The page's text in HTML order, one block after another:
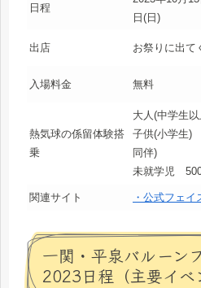
日程
日(日)
出店 お祭りに出て
入場料金 無料
熱気球の係留体験搭
乗
大人(中学生
子供(小学生)
同伴)
未就学児
関連サイト ・公式フェイ
一関・平泉バルーン
2023日程（主要イベ